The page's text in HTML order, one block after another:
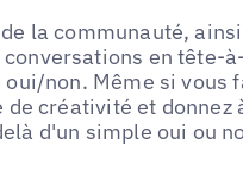
la communauté,
en tête-
non. Même si vous
créativité et donnez
d'un simple oui ou